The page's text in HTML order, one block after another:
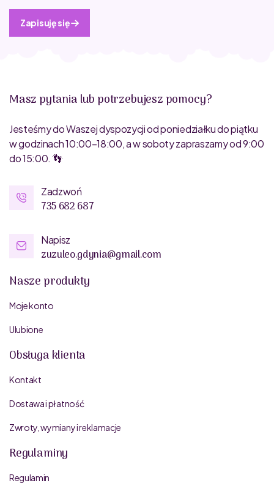
Zapisuję się
Masz pytania lub potrzebujesz pomocy?
Jesteśmy do Waszej dyspozycji od poniedziałku do piątku
w godzinach 10:00–18:00, a w soboty zapraszamy od 9:00
do 15:00. 👣
Zadzwoń
735 682 687
Napisz
zuzuleo.gdynia@gmail.com
Nasze produkty
Moje konto
Ulubione
Obsługa klienta
Kontakt
Dostawa i płatność
Zwroty, wymiany i reklamacje
Regulaminy
Regulamin